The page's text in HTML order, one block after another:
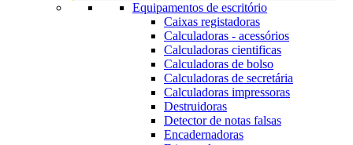
Equipamentos de escritório
Caixas registadoras
Calculadoras - acessórios
Calculadoras cientificas
Calculadoras de bolso
Calculadoras de secretária
Calculadoras impressoras
Destruidoras
Detector de notas falsas
Encadernadoras